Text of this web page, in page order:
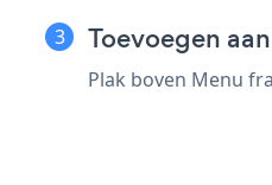
Toevoegen
Plak boven Menu